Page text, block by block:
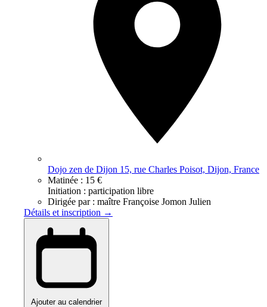
Dojo zen de Dijon 15, rue Charles Poisot, Dijon, France
Matinée : 15 €
Initiation : participation libre
Dirigée par : maître Françoise Jomon Julien
Détails et inscription →
Ajouter au calendrier